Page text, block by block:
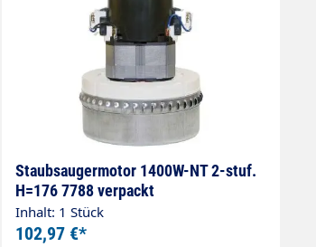
Staubsaugermotor 1400W-NT 2-stuf.
H=176 7788 verpackt
Inhalt: 1 Stück
102,97 €*